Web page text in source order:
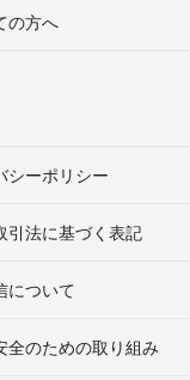
の方へ
シーポリシー
引法に基づく表記
について
全のための取り組み